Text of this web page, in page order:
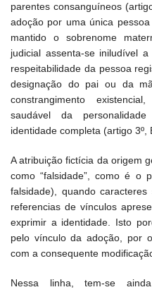
parentes consanguíneos
adoção por uma única
mantido o sobrenome
judicial assenta-se iniludível
respeitabilidade da pessoa
designação do pai ou da
constrangimento
saudável da
identidade completa (artigo 3º,
A atribuição fictícia da origem
como “falsidade”, como é o
falsidade), quando
referencias de vínculos
exprimir a identidade. Isto
pelo vínculo da adoção, por
com a consequente
Nessa linha, tem-se